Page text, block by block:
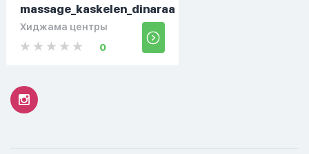
massage_kaskelen_dinaraa
Хиджама центры
0